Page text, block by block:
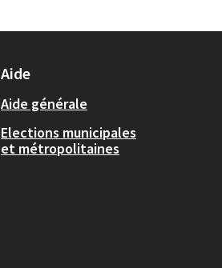
Aide
Aide générale
Elections municipales
et métropolitaines